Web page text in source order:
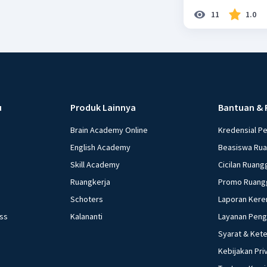
11 1.0
Produk Lainnya
Brain Academy Online
English Academy
Skill Academy
Ruangkerja
Schoters
Kalananti
Bantuan &
Kredensial
Beasiswa
Cicilan
Promo
Laporan
Layanan
Syarat &
Kebijakan